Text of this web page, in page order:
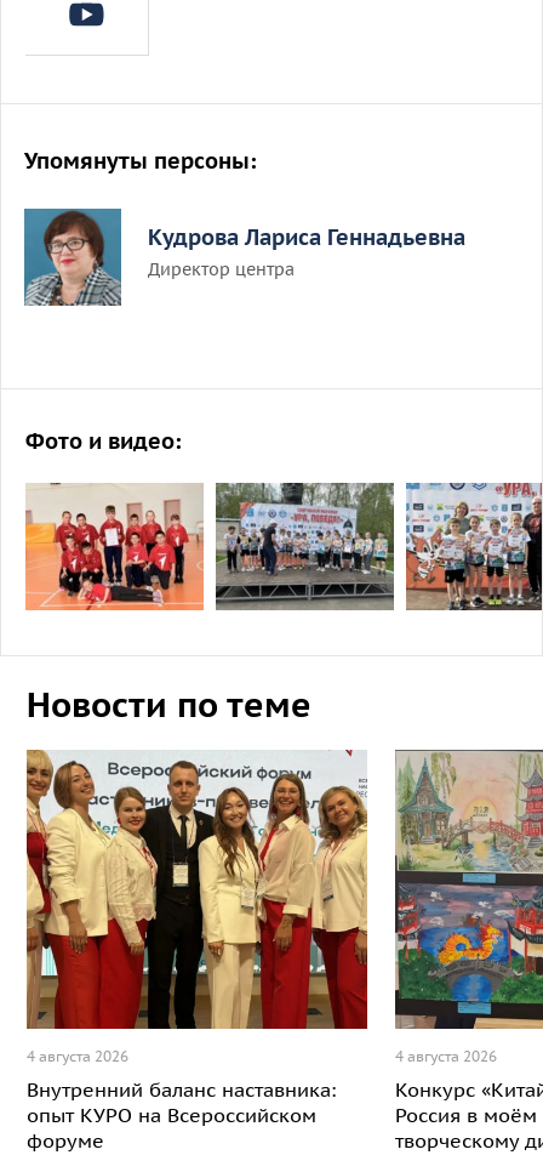
Упомянуты персоны:
Кудрова Лариса Геннадьевна
Директор центра
Фото и видео:
Новости по теме
4 августа 2026
Внутренний баланс наставника:
опыт КУРО на Всероссийском
форуме
4 августа 2026
Конкурс
Россия в моём
творческому